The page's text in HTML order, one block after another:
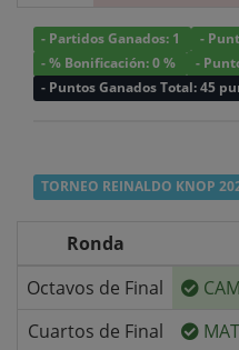
- Partidos Ganados: 1
-
- % Bonificación: 0 %
-
- Puntos Ganados Total: 45
TORNEO REINALDO KNOP
Ronda
Octavos de Final
Cuartos de Final